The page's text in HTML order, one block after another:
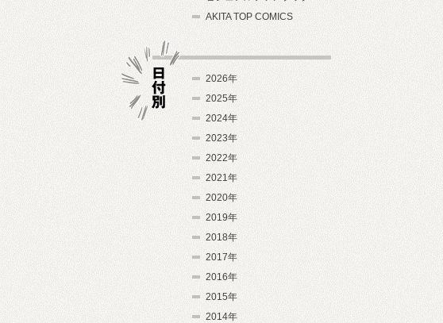
AKITA TOP COMICS
2026年
2025年
2024年
2023年
2022年
2021年
2020年
2019年
2018年
2017年
2016年
2015年
2014年